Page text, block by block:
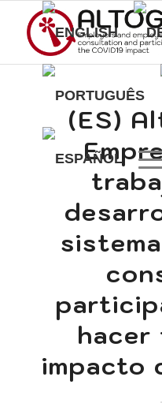
(ES)
hacer
impacto